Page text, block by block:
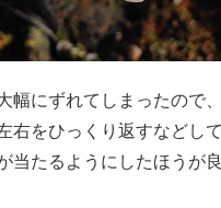
幅にずれてしまったので、
右をひっくり返すなどして
当たるようにしたほうが